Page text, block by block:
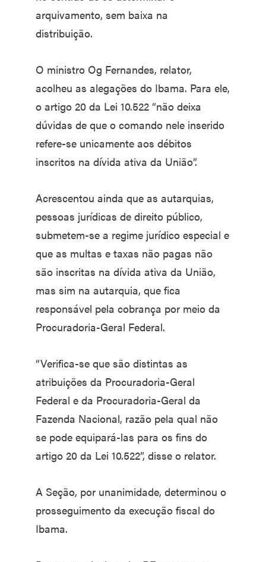
arquivamento, sem baixa na
distribuição.
O ministro Og Fernandes, relator,
acolheu as alegações do Ibama. Para ele,
o artigo 20 da Lei 10.522 “não deixa
dúvidas de que o comando nele inserido
refere-se unicamente aos débitos
inscritos na dívida ativa da União”.
Acrescentou ainda que as autarquias,
pessoas jurídicas de direito público,
submetem-se a regime jurídico especial e
que as multas e taxas não pagas não
são inscritas na dívida ativa da União,
mas sim na autarquia, que fica
responsável pela cobrança por meio da
Procuradoria-Geral Federal.
“Verifica-se que são distintas as
atribuições da Procuradoria-Geral
Federal e da Procuradoria-Geral da
Fazenda Nacional, razão pela qual não
se pode equipará-las para os fins do
artigo 20 da Lei 10.522”, disse o relator.
A Seção, por unanimidade, determinou o
prosseguimento da execução fiscal do
Ibama.